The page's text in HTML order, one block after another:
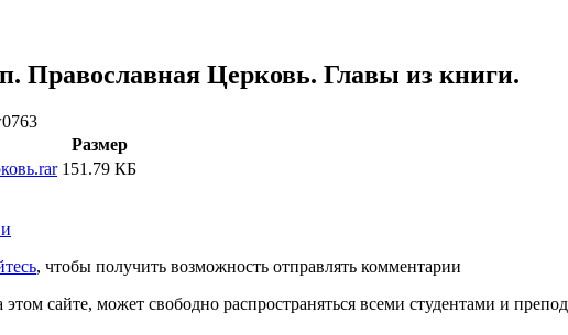
Православная Церковь. Главы из книги.
Размер
151.79 КБ
, чтобы получить возможность отправлять комментарии
сайте, может свободно распространяться всеми студентами и